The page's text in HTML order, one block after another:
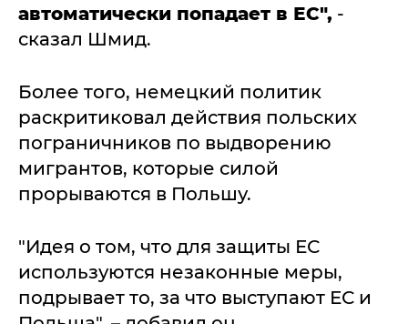
автоматически попадает в ЕС", -
сказал Шмид.
Более того, немецкий политик
раскритиковал действия польских
пограничников по выдворению
мигрантов, которые силой
прорываются в Польшу.
"Идея о том, что для защиты ЕС
используются незаконные меры,
подрывает то, за что выступают ЕС и